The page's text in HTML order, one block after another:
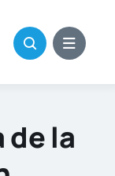
de la